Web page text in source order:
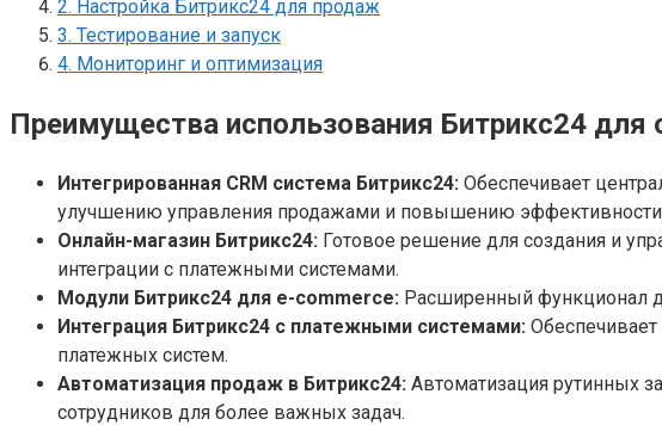
2. Настройка Битрикс24 для продаж
3. Тестирование и запуск
4. Мониторинг и оптимизация
Преимущества использования Битрикс24 для
Интегрированная CRM система Битрикс24: Обеспечивает
улучшению управления продажами и повышению эффективности
Онлайн-магазин Битрикс24: Готовое решение для создания и
интеграции с платежными системами.
Модули Битрикс24 для e-commerce: Расширенный функционал
Интеграция Битрикс24 с платежными системами:
платежных систем.
Автоматизация продаж в Битрикс24: Автоматизация рутинных
сотрудников для более важных задач.